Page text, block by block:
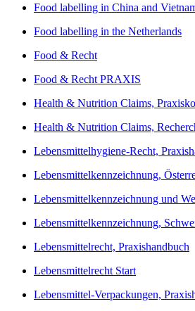
Food labelling in China and
Food labelling in the Netherlands
Food & Recht
Food & Recht PRAXIS
Health & Nutrition Claims,
Health & Nutrition Claims,
Lebensmittelhygiene-Recht,
Lebensmittelkennzeichnung,
Lebensmittelkennzeichnung und
Lebensmittelkennzeichnung,
Lebensmittelrecht, Praxishandbuch
Lebensmittelrecht Start
Lebensmittel-Verpackungen,